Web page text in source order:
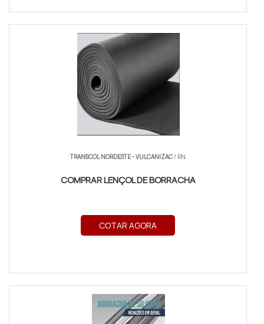
TRANSCOL NORDESTE - VULCANIZAC/ RN
COMPRAR LENÇOL DE BORRACHA
COTAR AGORA